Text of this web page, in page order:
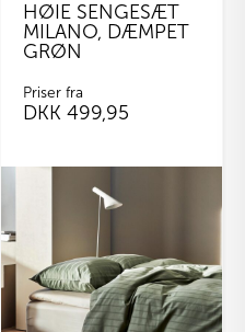
HØIE SENGESÆT
MILANO, DÆMPET
GRØN
Priser fra
DKK 499,95
flere
varianter.
Mulighederne